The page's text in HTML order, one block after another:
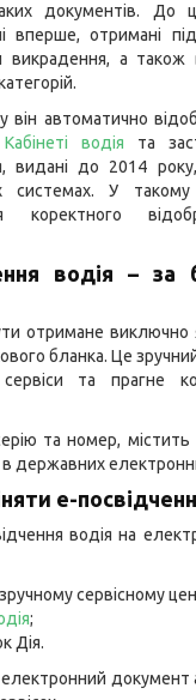
документів. До
вперше, отримані
викрадення, а також
автоматично
Кабінеті водія та
видані до 2014
системах. У
коректного
водія – за
отримане
бланка. Це
та прагне
та номер, містить
в державних
е-
водія на
сервісному
;
Дія.
документ